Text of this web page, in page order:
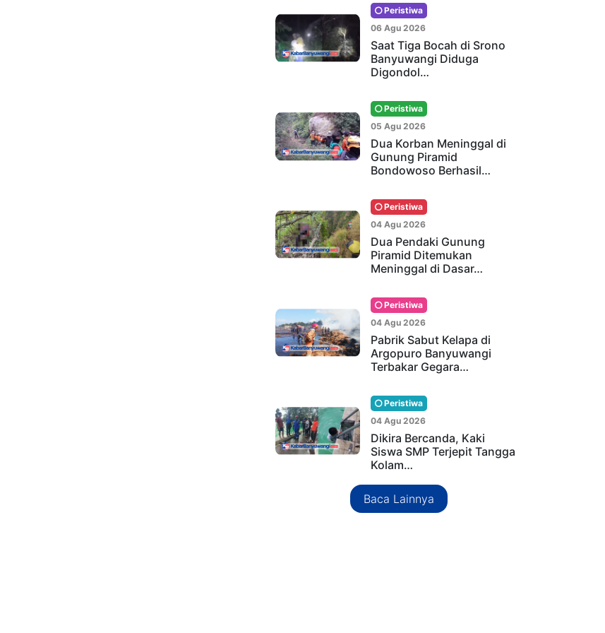
Peristiwa
06 Agu 2026
Saat Tiga Bocah di Srono
Banyuwangi Diduga
Digondol…
Peristiwa
05 Agu 2026
Dua Korban Meninggal di
Gunung Piramid
Bondowoso Berhasil…
Peristiwa
04 Agu 2026
Dua Pendaki Gunung
Piramid Ditemukan
Meninggal di Dasar…
Peristiwa
04 Agu 2026
Pabrik Sabut Kelapa di
Argopuro Banyuwangi
Terbakar Gegara…
Peristiwa
04 Agu 2026
Dikira Bercanda, Kaki
Siswa SMP Terjepit Tangga
Kolam…
Baca Lainnya